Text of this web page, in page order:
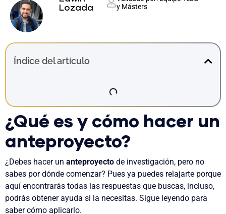
Lozada
y Másters
Índice del artículo
¿Qué es y cómo hacer un
anteproyecto?
¿Debes hacer un anteproyecto de investigación, pero no
sabes por dónde comenzar? Pues ya puedes relajarte porque
aquí encontrarás todas las respuestas que buscas, incluso,
podrás obtener ayuda si la necesitas. Sigue leyendo para
saber cómo aplicarlo.